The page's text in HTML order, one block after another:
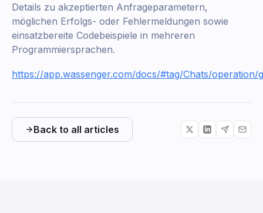
Details zu akzeptierten Anfrageparametern,
möglichen Erfolgs- oder Fehlermeldungen sowie
einsatzbereite Codebeispiele in mehreren
Programmiersprachen.
https://app.wassenger.com/docs/#tag/Chats/operation/
Back to all articles